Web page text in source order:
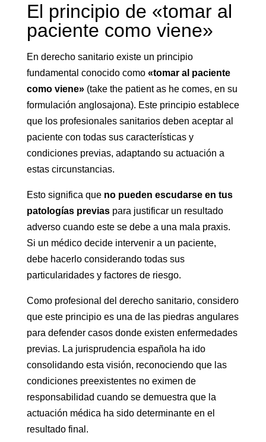
El principio de «tomar al
paciente como viene»
En derecho sanitario existe un principio
fundamental conocido como «tomar al paciente
como viene»(take the patient as he comes, en su
formulación anglosajona). Este principio establece
que los profesionales sanitarios deben aceptar al
paciente con todas sus características y
condiciones previas, adaptando su actuación a
estas circunstancias.
Esto significa que no pueden escudarse en tus
patologías previaspara justificar un resultado
adverso cuando este se debe a una mala praxis.
Si un médico decide intervenir a un paciente,
debe hacerlo considerando todas sus
particularidades y factores de riesgo.
Como profesional del derecho sanitario, considero
que este principio es una de las piedras angulares
para defender casos donde existen enfermedades
previas. La jurisprudencia española ha ido
consolidando esta visión, reconociendo que las
condiciones preexistentes no eximen de
responsabilidad cuando se demuestra que la
actuación médica ha sido determinante en el
resultado final.